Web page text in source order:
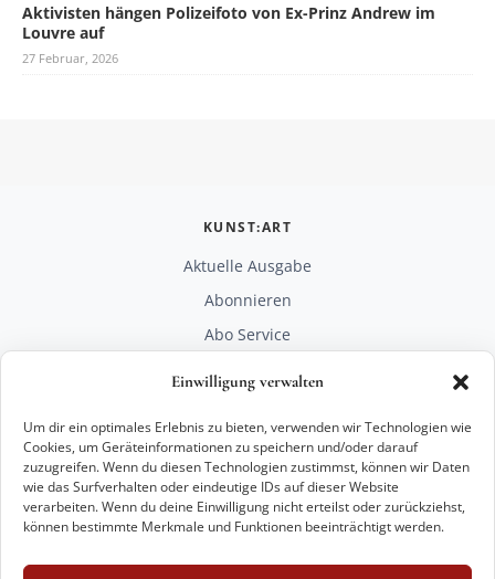
Einwilligung verwalten
Um dir ein optimales Erlebnis zu bieten, verwenden wir Technologien wie
Cookies, um Geräteinformationen zu speichern und/oder darauf
zuzugreifen. Wenn du diesen Technologien zustimmst, können wir Daten
wie das Surfverhalten oder eindeutige IDs auf dieser Website
verarbeiten. Wenn du deine Einwilligung nicht erteilst oder zurückziehst,
können bestimmte Merkmale und Funktionen beeinträchtigt werden.
Aktivisten hängen Polizeifoto von Ex-Prinz Andrew im
Louvre auf
27 Februar, 2026
KUNST:ART
Aktuelle Ausgabe
Abonnieren
Abo Service
RECHTLICHES
Impressum
Datenschutz
KONTAKT